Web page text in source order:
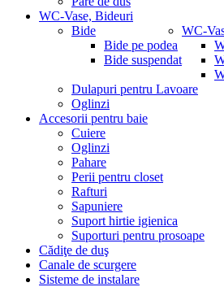
WC-Vase, Bideuri
Bide
Bide pe podea
Bide suspendat
WC-
Dulapuri pentru Lavoare
Oglinzi
Accesorii pentru baie
Cuiere
Oglinzi
Pahare
Perii pentru closet
Rafturi
Sapuniere
Suport hirtie igienica
Suporturi pentru prosoape
Cădiţe de duş
Canale de scurgere
Sisteme de instalare